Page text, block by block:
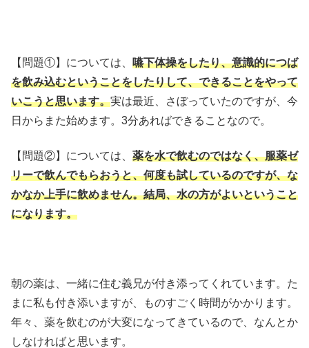
【問題①】については、 嚥下体操をしたり、意識的につば
を飲み込むということをしたりして、できることをやって
いこうと思います。実は最近、さぼっていたのですが、今
日からまた始めます。3分あればできることなので。
【問題②】については、 薬を水で飲むのではなく、服薬ゼ
リーで飲んでもらおうと、何度も試しているのですが、な
かなか上手に飲めません。結局、水の方がよいということ
になります。
朝の薬は、一緒に住む義兄が付き添ってくれています。た
まに私も付き添いますが、ものすごく時間がかかります。
年々、薬を飲むのが大変になってきているので、なんとか
しなければと思います。